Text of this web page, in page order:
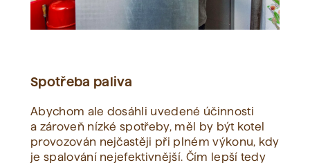
Spotřeba paliva
Abychom ale dosáhli uvedené účinnosti
a zároveň nízké spotřeby, měl by být kotel
provozován nejčastěji při plném výkonu, kdy
je spalování nejefektivnější. Čím lepší tedy